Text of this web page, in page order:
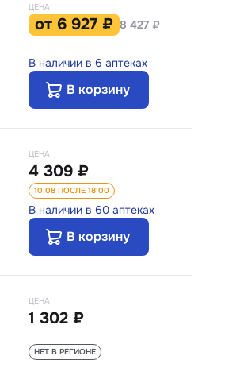
ЦЕНА
от 6 927 ₽ 8 427 ₽
В наличии в 6 аптеках
В корзину
ЦЕНА
4 309 ₽
10.08 ПОСЛЕ 18:00
В наличии в 60 аптеках
В корзину
ЦЕНА
1 302 ₽
НЕТ В РЕГИОНЕ